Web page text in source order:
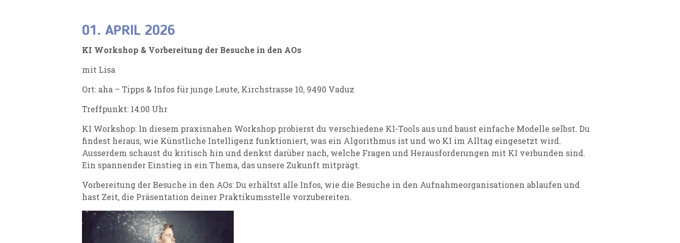
01. APRIL 2026
KI Workshop & Vorbereitung der Besuche in den AOs
mit Lisa
Ort: aha – Tipps & Infos für junge Leute, Kirchstrasse 10, 9490 Vaduz
Treffpunkt: 14:00 Uhr
KI Workshop: In diesem praxisnahen Workshop probierst du verschiedene KI-Tools aus und baust einfache Modelle selbst. Du
findest heraus, wie Künstliche Intelligenz funktioniert, was ein Algorithmus ist und wo KI im Alltag eingesetzt wird.
Ausserdem schaust du kritisch hin und denkst darüber nach, welche Fragen und Herausforderungen mit KI verbunden sind.
Ein spannender Einstieg in ein Thema, das unsere Zukunft mitprägt.
Vorbereitung der Besuche in den AOs: Du erhältst alle Infos, wie die Besuche in den Aufnahmeorganisationen ablaufen und
hast Zeit, die Präsentation deiner Praktikumsstelle vorzubereiten.